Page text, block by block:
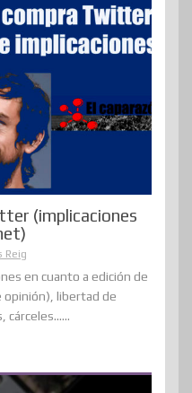
(implicaciones
Reig
en cuanto a edición de
opinión), libertad de